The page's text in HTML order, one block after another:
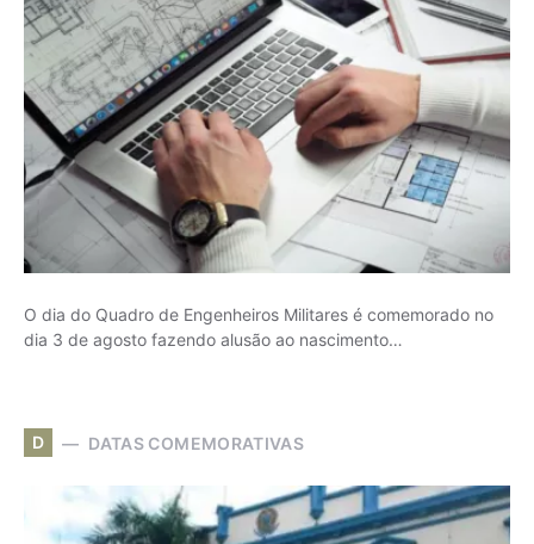
O dia do Quadro de Engenheiros Militares é comemorado no
dia 3 de agosto fazendo alusão ao nascimento…
D DATAS COMEMORATIVAS